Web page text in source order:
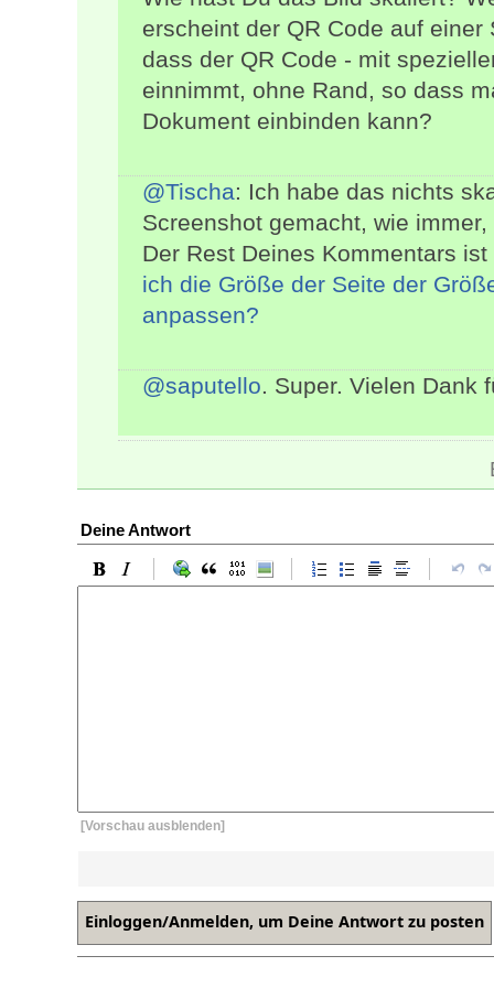
erscheint der QR Code auf
dass der QR Code - mit
einnimmt, ohne Rand, so dass
Dokument einbinden kann?
@Tischa: Ich habe das nichts
Screenshot gemacht, wie
Der Rest Deines Kommentars
ich die Größe der Seite der
anpassen?
@saputello. Super. Vielen Dank
Deine Antwort
[Vorschau ausblenden]